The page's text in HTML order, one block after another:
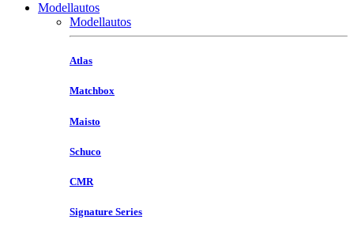
Modellautos
Modellautos
Atlas
Matchbox
Maisto
Schuco
CMR
Signature Series